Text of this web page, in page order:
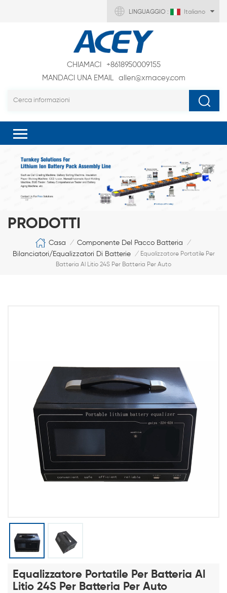
LINGUAGGIO : Italiano
CHIAMACI
+8618950009155
MANDACI UNA EMAIL
allen@xmacey.com
PRODOTTI
Casa / Componente Del Pacco Batteria /
Bilanciatori/equalizzatori Di Batterie / Equalizzatore Portatile Per
Batteria Al Litio 24S Per Batteria Per Auto
Equalizzatore Portatile Per Batteria Al
Litio 24S Per Batteria Per Auto